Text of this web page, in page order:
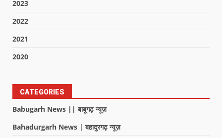
2023
2022
2021
2020
CATEGORIES
Babugarh News || बाबूगढ़ न्यूज़
Bahadurgarh News | बहादुरगढ़ न्यूज़